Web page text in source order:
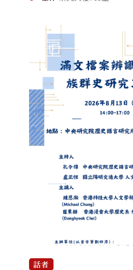
話者